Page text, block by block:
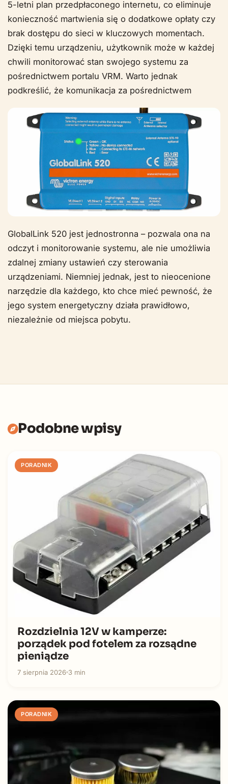
5-letni plan przedpłaconego internetu, co eliminuje
konieczność martwienia się o dodatkowe opłaty czy
brak dostępu do sieci w kluczowych momentach.
Dzięki temu urządzeniu, użytkownik może w każdej
chwili monitorować stan swojego systemu za
pośrednictwem portalu VRM. Warto jednak
podkreślić, że komunikacja za pośrednictwem
GlobalLink 520 jest jednostronna – pozwala ona na
odczyt i monitorowanie systemu, ale nie umożliwia
zdalnej zmiany ustawień czy sterowania
urządzeniami. Niemniej jednak, jest to nieocenione
narzędzie dla każdego, kto chce mieć pewność, że
jego system energetyczny działa prawidłowo,
niezależnie od miejsca pobytu.
Podobne wpisy
PORADNIK
Rozdzielnia 12V w kamperze:
porządek pod fotelem za rozsądne
pieniądze
7 sierpnia 2026 3 min
PORADNIK